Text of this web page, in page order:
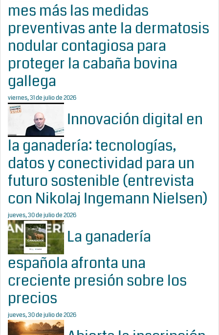
mes más las medidas
preventivas ante la dermatosis
nodular contagiosa para
proteger la cabaña bovina
gallega
viernes, 31 de julio de 2026
Innovación digital en
la ganadería: tecnologías,
datos y conectividad para un
futuro sostenible (entrevista
con Nikolaj Ingemann Nielsen)
jueves, 30 de julio de 2026
La ganadería
española afronta una
creciente presión sobre los
precios
jueves, 30 de julio de 2026